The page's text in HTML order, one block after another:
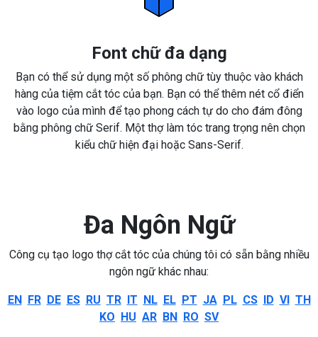
Font chữ đa dạng
Bạn có thể sử dụng một số phông chữ tùy thuộc vào khách
hàng của tiệm cắt tóc của bạn. Bạn có thể thêm nét cổ điển
vào logo của mình để tạo phong cách tự do cho đám đông
bằng phông chữ Serif. Một thợ làm tóc trang trọng nên chọn
kiểu chữ hiện đại hoặc Sans-Serif.
Đa Ngôn Ngữ
Công cụ tạo logo thợ cắt tóc của chúng tôi có sẵn bằng nhiều
ngôn ngữ khác nhau:
EN FR DE ES RU TR IT NL EL PT JA PL CS ID VI TH
KO HU AR BN RO SV